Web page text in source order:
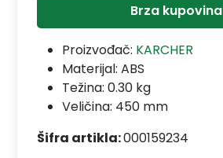
Brza kupovina
Proizvođač: KARCHER
Materijal: ABS
Težina: 0.30 kg
Veličina: 450 mm
Šifra artikla:000159234